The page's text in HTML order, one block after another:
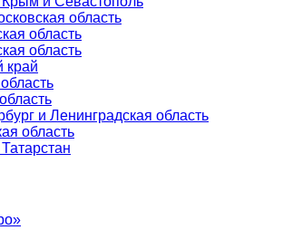
область
область
область
край
и Ленинградская область
область